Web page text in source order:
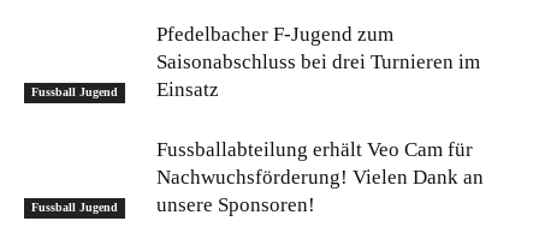
Fussball Jugend
Pfedelbacher F-Jugend zum
Saisonabschluss bei drei Turnieren im
Einsatz
Fussball Jugend
Fussballabteilung erhält Veo Cam für
Nachwuchsförderung! Vielen Dank an
unsere Sponsoren!